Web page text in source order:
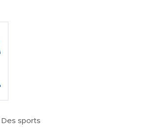
Des sports